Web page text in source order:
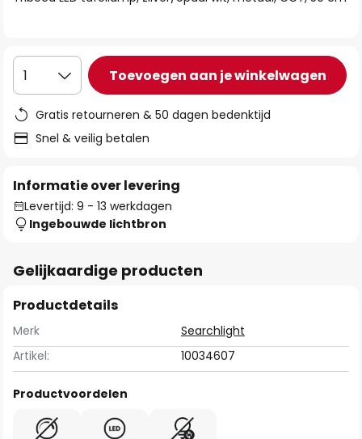
1 Toevoegen aan je winkelwagen
Gratis retourneren & 50 dagen bedenktijd
Snel & veilig betalen
Informatie over levering
Levertijd: 9 - 13 werkdagen
Ingebouwde lichtbron
Gelijkaardige producten
Productdetails
Merk
Searchlight
Artikel:
10034607
Productvoordelen